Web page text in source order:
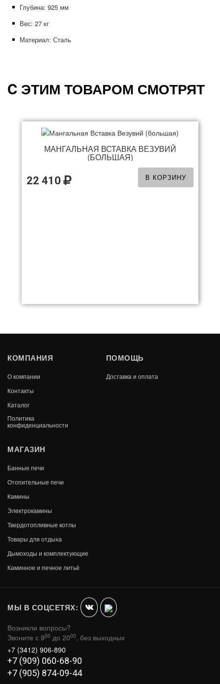
Глубина: 925 мм
Вес: 27 кг
Материал: Сталь
C ЭТИМ ТОВАРОМ СМОТРЯТ
МАНГАЛЬНАЯ ВСТАВКА ВЕЗУВИЙ
(БОЛЬШАЯ)
22 410 В КОРЗИНУ
МАНГАЛЬНАЯ ВСТАВКА ВЕЗУВИЙ
(МАЛАЯ)
21 690
МАНГАЛ ВЕЗУВИЙ ДРУЖБА
6 070
КОМПАНИЯ
О компании
Контакты
Каталог
Политика
конфиденциальности
ПОМОЩЬ
Доставка и оплата
МАГАЗИН
Банные печи
Отопительные печи
Камины
Электрокамины
Твердотопливные котлы
Товары для отдыха
Дымоходы и комплектующие
Каминное и печное литьё
МЫ В СОЦСЕТЯХ:
Возникли вопросы?
Звоните с 900 до 2000, без выходных
+7 (3412) 906-890
+7 (909) 060-68-90
+7 (905) 874-09-44